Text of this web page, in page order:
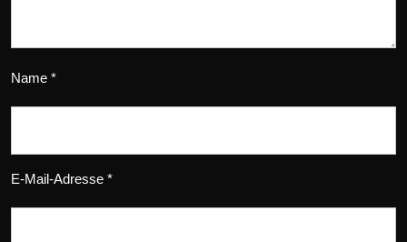
Name *
E-Mail-Adresse *